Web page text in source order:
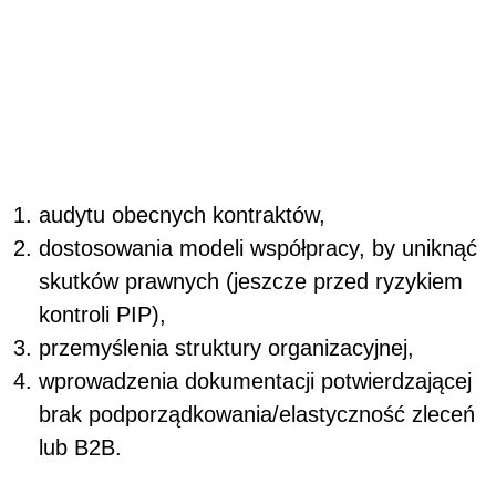
audytu obecnych kontraktów,
dostosowania modeli współpracy, by uniknąć
skutków prawnych (jeszcze przed ryzykiem
kontroli PIP),
przemyślenia struktury organizacyjnej,
wprowadzenia dokumentacji potwierdzającej
brak podporządkowania/elastyczność zleceń
lub B2B.